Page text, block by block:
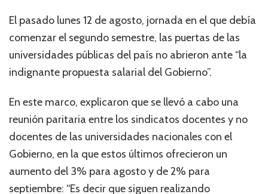
El pasado lunes 12 de agosto, jornada en el que debía
comenzar el segundo semestre, las puertas de las
universidades públicas del país no abrieron ante “la
indignante propuesta salarial del Gobierno”.
En este marco, explicaron que se llevó a cabo una
reunión paritaria entre los sindicatos docentes y no
docentes de las universidades nacionales con el
Gobierno, en la que estos últimos ofrecieron un
aumento del 3% para agosto y de 2% para
septiembre: “Es decir que siguen realizando